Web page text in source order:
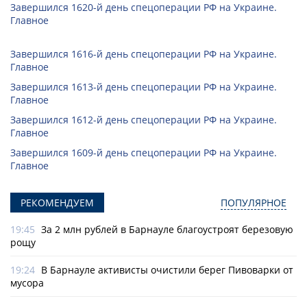
Завершился 1620-й день спецоперации РФ на Украине.
Главное
Завершился 1616-й день спецоперации РФ на Украине.
Главное
Завершился 1613-й день спецоперации РФ на Украине.
Главное
Завершился 1612-й день спецоперации РФ на Украине.
Главное
Завершился 1609-й день спецоперации РФ на Украине.
Главное
РЕКОМЕНДУЕМ ПОПУЛЯРНОЕ
19:45 За 2 млн рублей в Барнауле благоустроят березовую
рощу
19:24 В Барнауле активисты очистили берег Пивоварки от
мусора